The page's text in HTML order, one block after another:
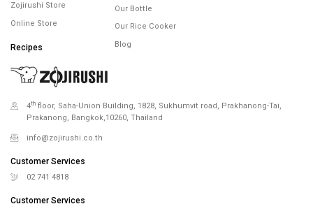
Zojirushi Store
Online Store
Recipes
Our Bottle
Our Rice Cooker
Blog
4th floor, Saha-Union Building, 1828, Sukhumvit road, Prakhanong-Tai,
Prakanong, Bangkok,10260, Thailand
info@zojirushi.co.th
Customer Services
02 741 4818
Customer Services